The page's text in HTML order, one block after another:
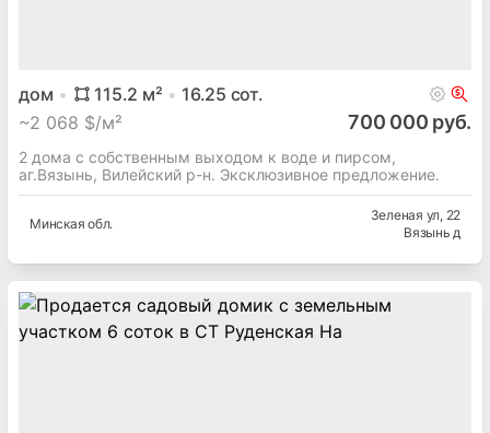
дом 115.2 м² 16.25 сот.
~2 068 $/м² 700 000 руб.
2 дома с собственным выходом к воде и пирсом,
аг.Вязынь, Вилейский р-н. Эксклюзивное предложение.
Минская обл.
Зеленая ул, 22
Вязынь д